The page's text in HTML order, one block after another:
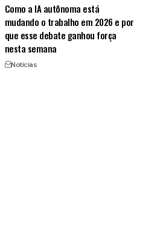
Como a IA autônoma está
mudando o trabalho em 2026 e por
que esse debate ganhou força
nesta semana
Notícias